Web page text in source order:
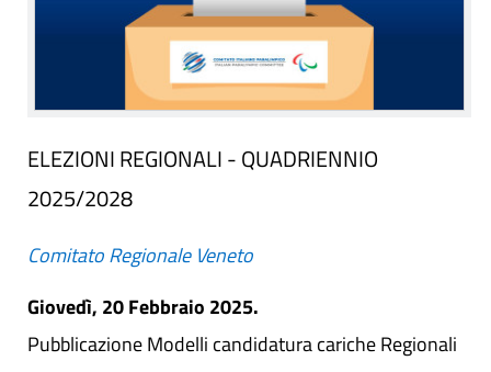
ELEZIONI REGIONALI - QUADRIENNIO
2025/2028
Comitato Regionale Veneto
Giovedì, 20 Febbraio 2025.
Pubblicazione Modelli candidatura cariche Regionali